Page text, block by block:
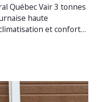
Québec Vair 3 tonnes
haute
et confort